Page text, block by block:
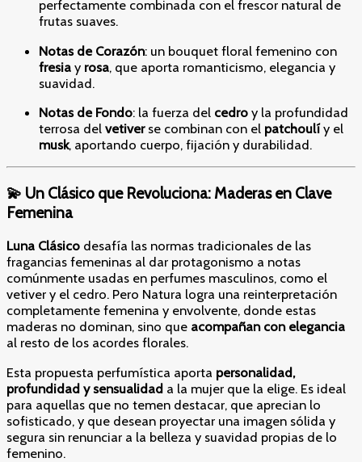
perfectamente combinada con el frescor natural de
frutas suaves.
Notas de Corazón: un bouquet floral femenino con
fresia y rosa, que aporta romanticismo, elegancia y
suavidad.
Notas de Fondo: la fuerza del cedro y la profundidad
terrosa del vetiverse combinan con el patchoulíy el
musk, aportando cuerpo, fijación y durabilidad.
💫 Un Clásico que Revoluciona: Maderas en Clave
Femenina
Luna Clásico desafía las normas tradicionales de las
fragancias femeninas al dar protagonismo a notas
comúnmente usadas en perfumes masculinos, como el
vetiver y el cedro. Pero Natura logra una reinterpretación
completamente femenina y envolvente, donde estas
maderas no dominan, sino que acompañan con elegancia
al resto de los acordes florales.
Esta propuesta perfumística aporta personalidad,
profundidad y sensualidad a la mujer que la elige. Es ideal
para aquellas que no temen destacar, que aprecian lo
sofisticado, y que desean proyectar una imagen sólida y
segura sin renunciar a la belleza y suavidad propias de lo
femenino.